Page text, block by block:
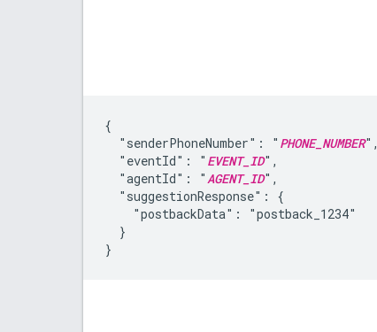
{
  "senderPhoneNumber": "
PHONE_NUMBER",
  "eventId": "
EVENT_ID",
  "agentId": "
AGENT_ID",
  "suggestionResponse": {
    "postbackData": "postback_1234"
  }
}